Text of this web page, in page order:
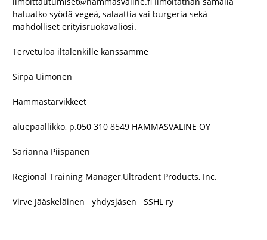
haluatko syödä vegeä, salaattia vai burgeria sekä
mahdolliset erityisruokavaliosi.
Tervetuloa iltalenkille kanssamme
Sirpa Uimonen
Hammastarvikkeet
aluepäällikkö, p.050 310 8549 HAMMASVÄLINE OY
Sarianna Piispanen
Regional Training Manager,Ultradent Products, Inc.
Virve Jääskeläinen yhdysjäsen SSHL ry